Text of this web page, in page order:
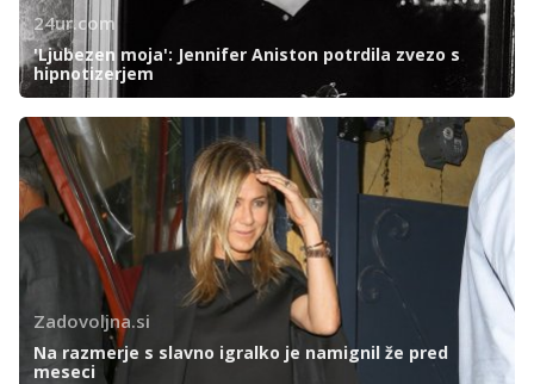
24ur.com
'Ljubezen moja': Jennifer Aniston potrdila zvezo s
hipnotizerjem
Zadovoljna.si
Na razmerje s slavno igralko je namignil že pred
meseci